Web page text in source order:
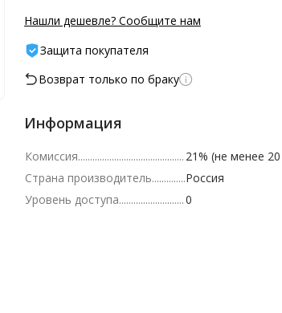
Нашли дешевле? Сообщите нам
Защита покупателя
Возврат только по браку
Информация
Комиссия
21% (не менее 20
Страна производитель
Россия
Уровень доступа
0